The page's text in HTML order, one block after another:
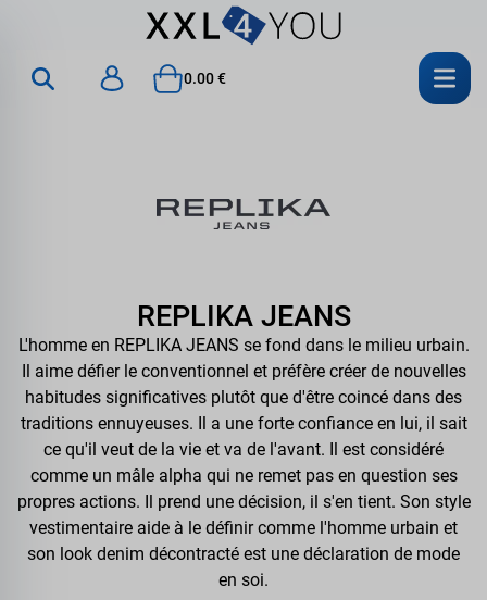
0.00 €
REPLIKA JEANS
L'homme en REPLIKA JEANS se fond dans le milieu urbain.
Il aime défier le conventionnel et préfère créer de nouvelles
habitudes significatives plutôt que d'être coincé dans des
traditions ennuyeuses. Il a une forte confiance en lui, il sait
ce qu'il veut de la vie et va de l'avant. Il est considéré
comme un mâle alpha qui ne remet pas en question ses
propres actions. Il prend une décision, il s'en tient. Son style
vestimentaire aide à le définir comme l'homme urbain et
son look denim décontracté est une déclaration de mode
en soi.